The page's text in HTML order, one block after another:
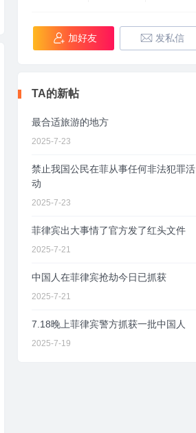
加好友 发私信
TA的新帖
最合适旅游的地方
2025-7-23
禁止我国公民在菲从事任何非法犯罪活
动
2025-7-23
菲律宾出大事情了官方发了红头文件
2025-7-21
中国人在菲律宾抢劫今日已抓获
2025-7-21
7.18晚上菲律宾警方抓获一批中国人
2025-7-19